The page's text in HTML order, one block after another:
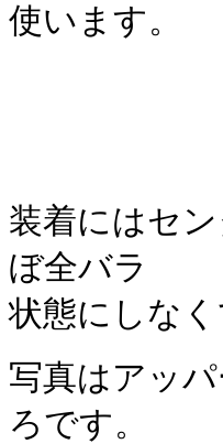
使います。
装着にはセ
ぼ全バラ
状態にしな
写真はアッ
ろです。